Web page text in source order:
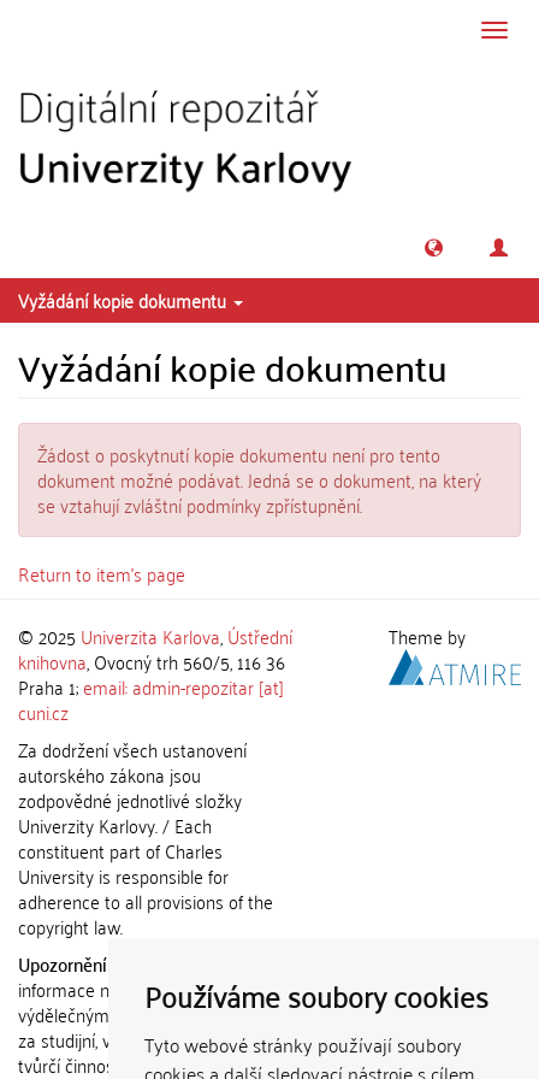
Používáme soubory cookies
Tyto webové stránky používají soubory
Vyžádání kopie dokumentu
Vyžádání kopie dokumentu
Žádost o poskytnutí kopie dokumentu není pro tento
dokument možné podávat. Jedná se o dokument, na který
se vztahují zvláštní podmínky zpřístupnění.
Return to item's page
© 2025 Univerzita Karlova,Ústřední
knihovna, Ovocný trh 560/5, 116 36
Praha 1;email: admin-repozitar [at]
cuni.cz
Za dodržení všech ustanovení
autorského zákona jsou
zodpovědné jednotlivé složky
Univerzity Karlovy. / Each
constituent part of Charles
University is responsible for
adherence to all provisions of the
copyright law.
Upozornění / Notice:
informace nemohou být použity k
výdělečným účelům nebo vydávány
za studijní, vědeckou nebo jinou
tvůrčí činnost jiné osoby než autora.
Theme by